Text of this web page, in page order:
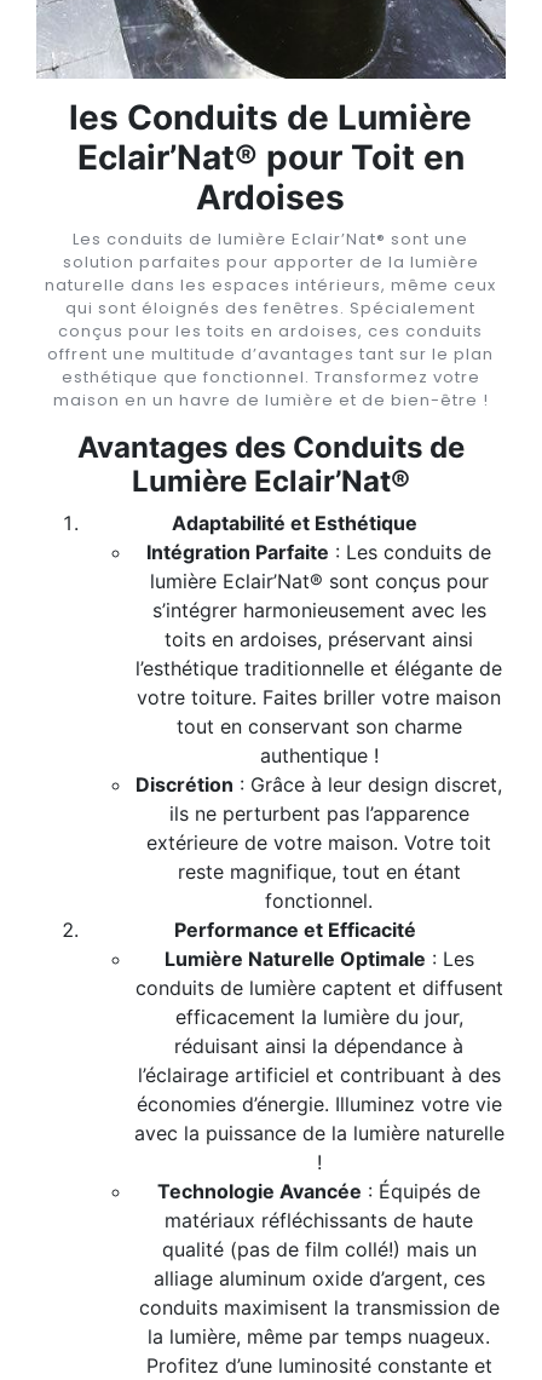
les Conduits de Lumière
Eclair’Nat® pour Toit en
Ardoises
Les conduits de lumière Eclair’Nat® sont une
solution parfaites pour apporter de la lumière
naturelle dans les espaces intérieurs, même ceux
qui sont éloignés des fenêtres. Spécialement
conçus pour les toits en ardoises, ces conduits
offrent une multitude d’avantages tant sur le plan
esthétique que fonctionnel. Transformez votre
maison en un havre de lumière et de bien-être !
Avantages des Conduits de
Lumière Eclair’Nat®
Adaptabilité et Esthétique
Intégration Parfaite : Les conduits de
lumière Eclair’Nat® sont conçus pour
s’intégrer harmonieusement avec les
toits en ardoises, préservant ainsi
l’esthétique traditionnelle et élégante de
votre toiture. Faites briller votre maison
tout en conservant son charme
authentique !
Discrétion : Grâce à leur design discret,
ils ne perturbent pas l’apparence
extérieure de votre maison. Votre toit
reste magnifique, tout en étant
fonctionnel.
Performance et Efficacité
Lumière Naturelle Optimale : Les
conduits de lumière captent et diffusent
efficacement la lumière du jour,
réduisant ainsi la dépendance à
l’éclairage artificiel et contribuant à des
économies d’énergie. Illuminez votre vie
avec la puissance de la lumière naturelle
!
Technologie Avancée : Équipés de
matériaux réfléchissants de haute
qualité (pas de film collé!) mais un
alliage aluminum oxide d’argent, ces
conduits maximisent la transmission de
la lumière, même par temps nuageux.
Profitez d’une luminosité constante et